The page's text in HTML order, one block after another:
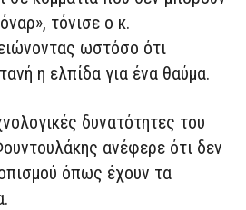
τόνισε ο κ.
ωστόσο ότι
η ελπίδα για ένα θαύμα.
δυνατότητες του
ανέφερε ότι δεν
όπως έχουν τα